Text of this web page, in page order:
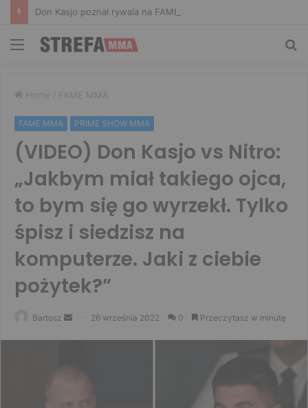
Menu
Home / FAME MMA
FAME MMA PRIME SHOW MMA
(VIDEO) Don Kasjo vs Nitro:
„Jakbym miał takiego ojca,
to bym się go wyrzekł. Tylko
śpisz i siedzisz na
komputerze. Jaki z ciebie
pożytek?”
Bartosz
Send 26 września 2022 0 Przeczytasz w minutę